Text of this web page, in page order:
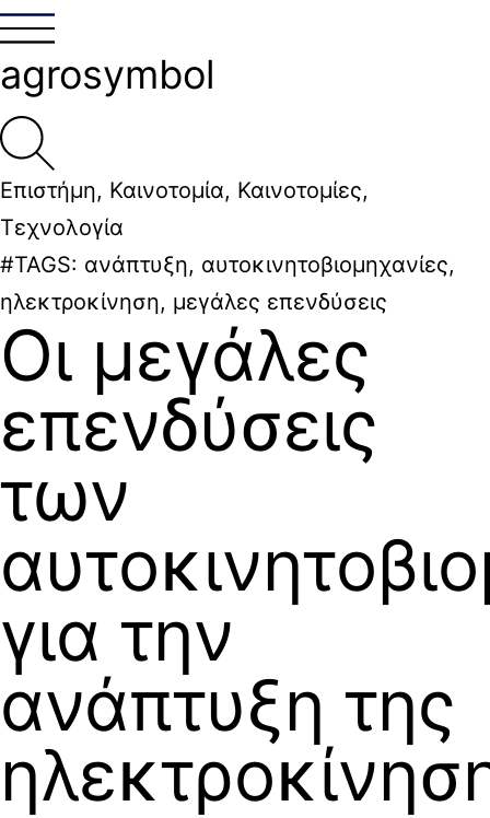
agrosymbol
Επιστήμη, Καινοτομία, Καινοτομίες,
Τεχνολογία
#TAGS: ανάπτυξη, αυτοκινητοβιομηχανίες,
ηλεκτροκίνηση, μεγάλες επενδύσεις
Οι μεγάλες
επενδύσεις
των
για την
ανάπτυξη της